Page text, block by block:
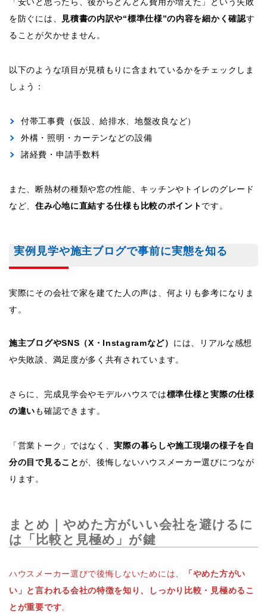
を防ぐには、
見積書の内訳や“標準仕様”の内容を細かく確認す
ることが欠かせません。
以下のような項目が見積もりに含まれているかをチェックしま
しょう：
付帯工事費（仮設、給排水、地盤改良など）
外構・照明・カーテンなどの設備
諸経費・申請手数料
また、断熱材の種類や窓の性能、キッチンやトイレのグレード
など、住み心地に直結する仕様も比較のポイントです。
実例見学や施主ブログで事前に実態を知る
実際にその会社で家を建てた人の声は、何よりも参考になりま
す。
施主ブログやSNS（X・Instagramなど） には、リアルな感想
や失敗談、満足度が多く共有されています。
さらに、完成見学会やモデルハウスでは標準仕様と実際の仕様
の違いも確認できます。
「営業トーク」ではなく、実際の暮らしや施工現場の様子を自
分の目で見ることが、後悔しないハウスメーカー選びにつなが
ります。
まとめ｜やめた方がいい会社を避けるに
は「比較と見極め」が鍵
ハウスメーカー選びで後悔しないためには、
「やめた方がい
い」と言われる会社の特徴を知り、しっかり比較・見極めるこ
とが重要です。